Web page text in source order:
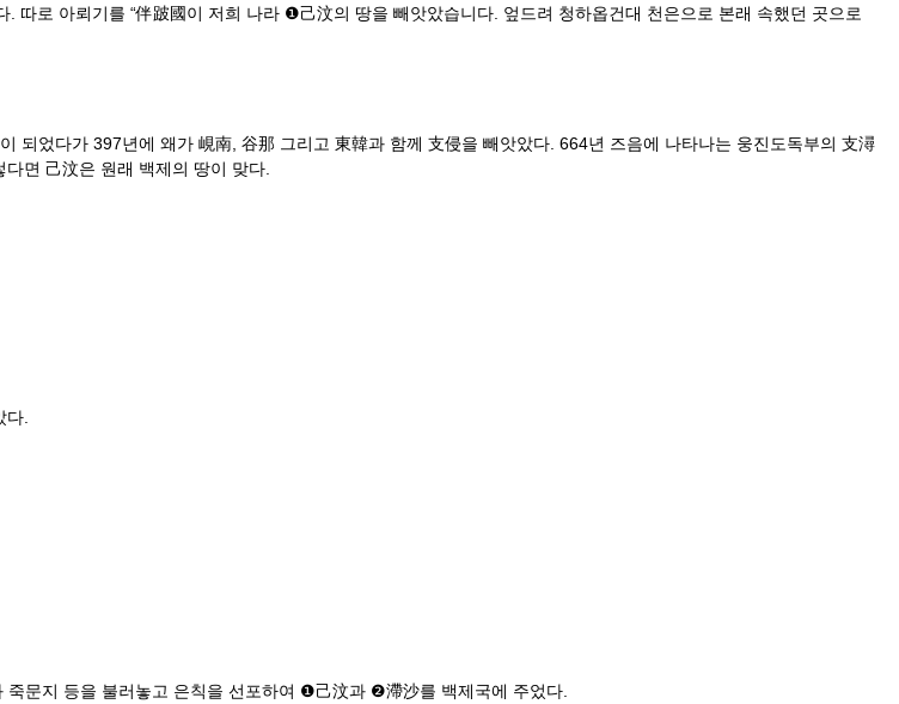
따로 아뢰기를 “伴跛國이 저희 나라 ❶己汶의 땅을 빼앗았습니다. 엎드려 청하옵건대 천은으로 본래 속했던 곳으로
되었다가 397년에 왜가 峴南, 谷那 그리고 東韓과 함께 支侵을 빼앗았다. 664년 즈음에 나타나는 웅진도독부의 支潯
면 己汶은 원래 백제의 땅이 맞다.
.
문지 등을 불러놓고 은칙을 선포하여 ❶己汶과 ❷滯沙를 백제국에 주었다.